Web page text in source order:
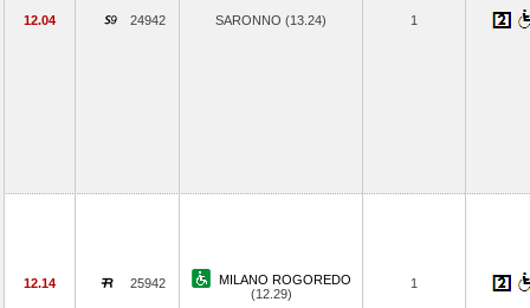
12.04 24942 SARONNO (13.24) 1
12.14 25942
MILANO ROGOREDO
(12.29)
1